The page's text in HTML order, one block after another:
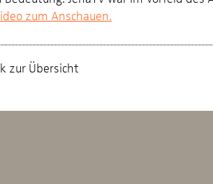
zum Anschauen.
zur Übersicht